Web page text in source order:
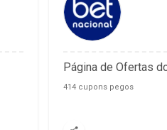
Página de Ofertas
414 cupons pegos